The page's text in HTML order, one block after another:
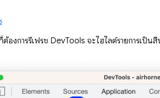
องการรีเฟรช DevTools จะไฮไลต์รายการเป็นสี